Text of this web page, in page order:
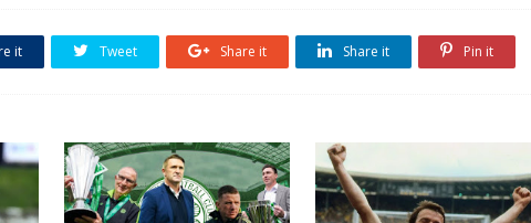
it Tweet Share it Share it Pin it